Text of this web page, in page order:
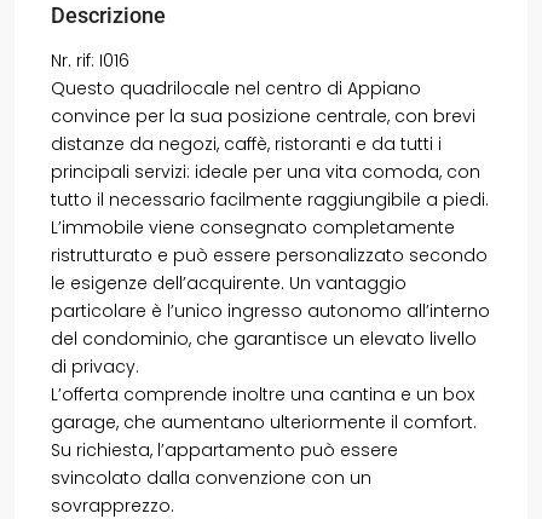
Descrizione
Nr. rif: I016
Questo quadrilocale nel centro di Appiano
convince per la sua posizione centrale, con brevi
distanze da negozi, caffè, ristoranti e da tutti i
principali servizi: ideale per una vita comoda, con
tutto il necessario facilmente raggiungibile a piedi.
L’immobile viene consegnato completamente
ristrutturato e può essere personalizzato secondo
le esigenze dell’acquirente. Un vantaggio
particolare è l’unico ingresso autonomo all’interno
del condominio, che garantisce un elevato livello
di privacy.
L’offerta comprende inoltre una cantina e un box
garage, che aumentano ulteriormente il comfort.
Su richiesta, l’appartamento può essere
svincolato dalla convenzione con un
sovrapprezzo.